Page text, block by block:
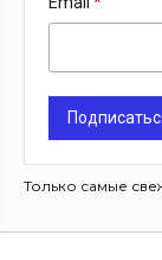
Только самые